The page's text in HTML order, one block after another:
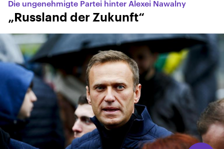
Die ungenehmigte Partei hinter Alexei Nawalny
„Russland der Zukunft“